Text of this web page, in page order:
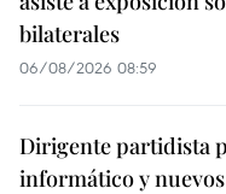
bilaterales
06/08/2026 08:59
Dirigente partidista
informático y